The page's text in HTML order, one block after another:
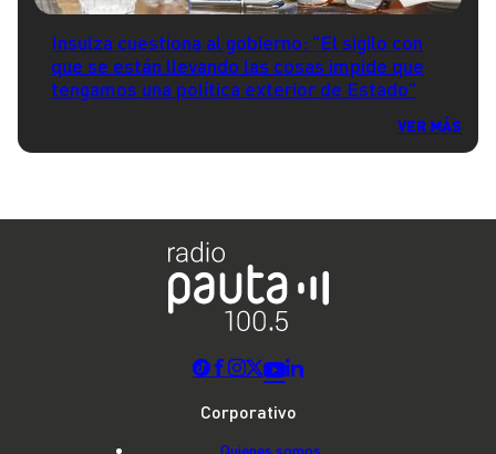
Insulza cuestiona al gobierno: "El sigilo con
que se están llevando las cosas impide que
tengamos una política exterior de Estado"
VER MÁS
Corporativo
Quienes somos